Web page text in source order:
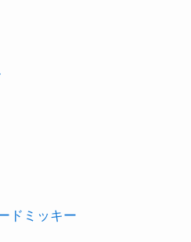
ドミッキー